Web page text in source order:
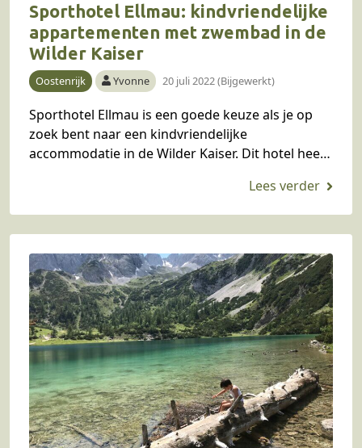
Sporthotel Ellmau: kindvriendelijke
appartementen met zwembad in de
Wilder Kaiser
Oostenrijk Yvonne 20 juli 2022 (Bijgewerkt)
Sporthotel Ellmau is een goede keuze als je op
zoek bent naar een kindvriendelijke
accommodatie in de Wilder Kaiser. Dit hotel heeft